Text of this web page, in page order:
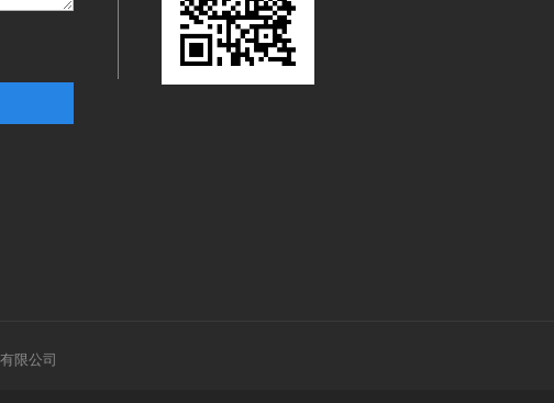
限公司